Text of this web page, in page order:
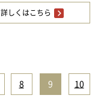
詳しくはこちら
8 9 10